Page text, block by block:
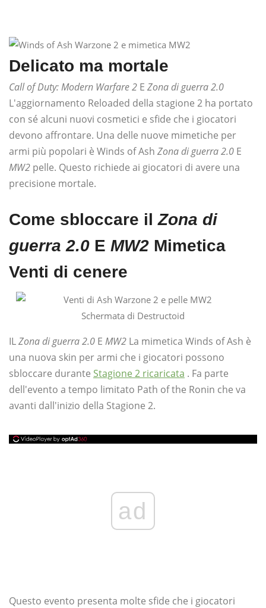
Delicato ma mortale
Call of Duty: Modern Warfare 2 E Zona di guerra 2.0
L'aggiornamento Reloaded della stagione 2 ha portato
con sé alcuni nuovi cosmetici e sfide che i giocatori
devono affrontare. Una delle nuove mimetiche per
armi più popolari è Winds of Ash Zona di guerra 2.0 E
MW2 pelle. Questo richiede ai giocatori di avere una
precisione mortale.
Come sbloccare ilZona di
guerra 2.0 E MW2 Mimetica
Venti di cenere
Schermata di Destructoid
ILZona di guerra 2.0 E MW2 La mimetica Winds of Ash è
una nuova skin per armi che i giocatori possono
sbloccare durante Stagione 2 ricaricata . Fa parte
dell'evento a tempo limitato Path of the Ronin che va
avanti dall'inizio della Stagione 2.
ad
Questo evento presenta molte sfide che i giocatori